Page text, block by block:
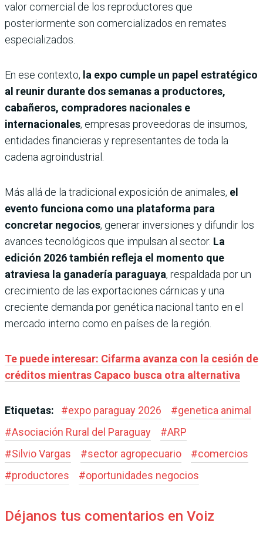
valor comercial de los reproductores que
posteriormente son comercializados en remates
especializados.
En ese contexto, la expo cumple un papel estratégico
al reunir durante dos semanas a productores,
cabañeros, compradores nacionales e
internacionales, empresas proveedoras de insumos,
entidades financieras y representantes de toda la
cadena agroindustrial.
Más allá de la tradicional exposición de animales, el
evento funciona como una plataforma para
concretar negocios, generar inversiones y difundir los
avances tecnológicos que impulsan al sector. La
edición 2026 también refleja el momento que
atraviesa la ganadería paraguaya, respaldada por un
crecimiento de las exportaciones cárnicas y una
creciente demanda por genética nacional tanto en el
mercado interno como en países de la región.
Te puede interesar: Cifarma avanza con la cesión de
créditos mientras Capaco busca otra alternativa
Etiquetas: #expo paraguay 2026 #genetica animal
#Asociación Rural del Paraguay #ARP
#Silvio Vargas #sector agropecuario #comercios
#productores #oportunidades negocios
Déjanos tus comentarios en Voiz